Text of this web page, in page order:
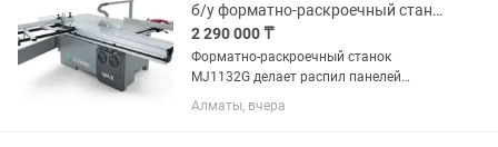
раскроечный...
б/у форматно-раскроечный станок
2 290 000 ₸
Форматно-раскроечный станок
MJ1132G делает распил панелей
простым и удобным.Мощный мотор
пилы, легкая в управлении подвижная
Алматы, вчера